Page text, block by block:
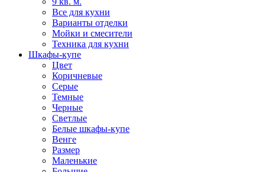
Все для кухни
Варианты отделки
Мойки и смесители
Техника для кухни
Шкафы-купе
Цвет
Коричневые
Серые
Темные
Черные
Светлые
Белые шкафы-купе
Венге
Размер
Маленькие